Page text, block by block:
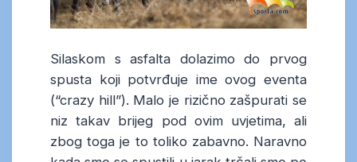
Silaskom s asfalta dolazimo do prvog
spusta koji potvrđuje ime ovog eventa
(“crazy hill”). Malo je rizično zašpurati se
niz takav brijeg pod ovim uvjetima, ali
zbog toga je to toliko zabavno. Naravno